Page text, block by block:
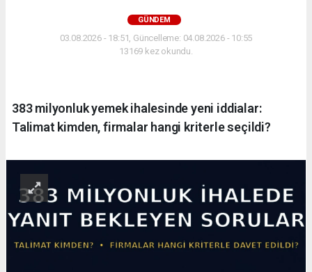
GÜNDEM
03.08.2026 - 18:51, Güncelleme: 04.08.2026 - 10:55
13169 kez okundu.
383 milyonluk yemek ihalesinde yeni iddialar:
Talimat kimden, firmalar hangi kriterle seçildi?